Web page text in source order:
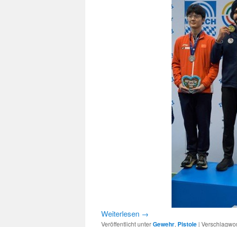
Weiterlesen →
Veröffentlicht unterGewehr, Pistole |